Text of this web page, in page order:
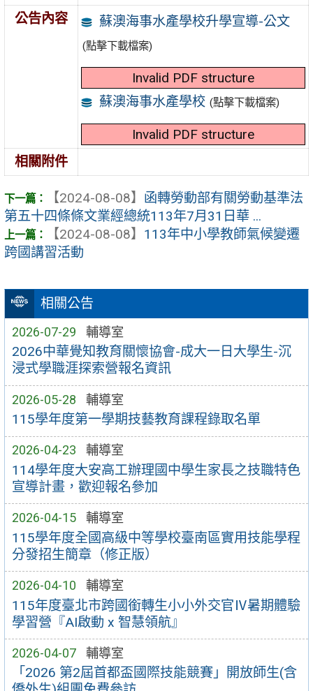
相關公告
2026-07-29 輔導室
2026中華覺知教育關懷協會-成大一日大學生-沉
浸式學職涯探索營報名資訊
2026-05-28 輔導室
115學年度第一學期技藝教育課程錄取名單
2026-04-23 輔導室
114學年度大安高工辦理國中學生家長之技職特色
宣導計畫，歡迎報名參加
2026-04-15 輔導室
115學年度全國高級中等學校臺南區實用技能學程
分發招生簡章（修正版）
2026-04-10 輔導室
115年度臺北市跨國銜轉生小小外交官Ⅳ暑期體驗
學習營『AI啟動 x 智慧領航』
2026-04-07 輔導室
「2026 第2屆首都盃國際技能競賽」開放師生(含
公告內容
蘇澳海事水產學校升學宣導-公文
(點擊下載檔案)
Invalid PDF structure
蘇澳海事水產學校 (點擊下載檔案)
Invalid PDF structure
相關附件
【2024-08-08】 函轉勞動部有關勞動基準法
第五十四條條文業經總統113年7月31日華 ...
【2024-08-08】 113年中小學教師氣候變遷
跨國講習活動